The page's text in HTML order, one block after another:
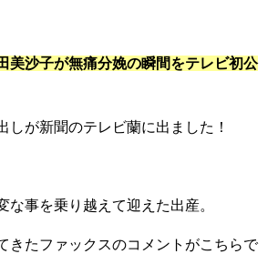
美沙子が無痛分娩の瞬間をテレビ初公
しが新聞のテレビ蘭に出ました！
な事を乗り越えて迎えた出産。
きたファックスのコメントがこちらで